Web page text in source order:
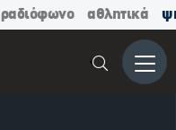
ραδιόφωνο αθλητικά
Μενού